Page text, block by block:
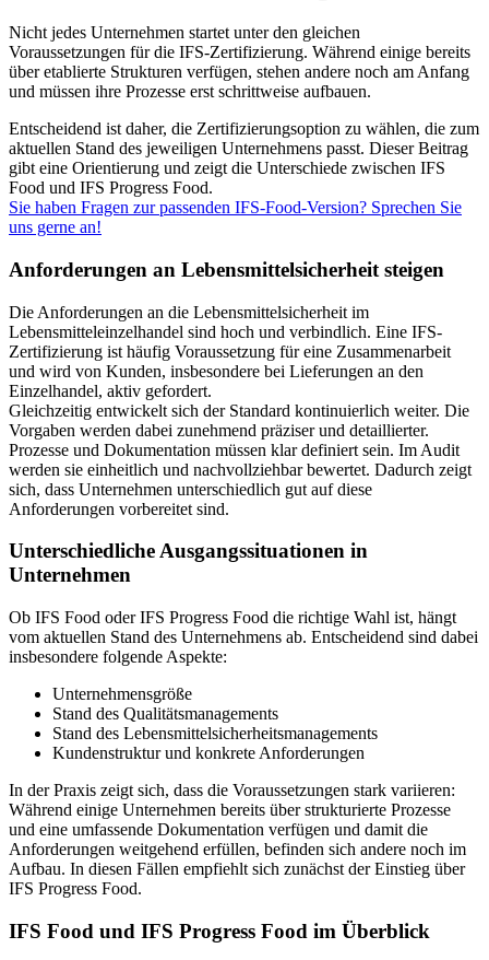
Nicht jedes Unternehmen startet unter den gleichen
Voraussetzungen für die IFS-Zertifizierung. Während einige bereits
über etablierte Strukturen verfügen, stehen andere noch am Anfang
und müssen ihre Prozesse erst schrittweise aufbauen.
Entscheidend ist daher, die Zertifizierungsoption zu wählen, die zum
aktuellen Stand des jeweiligen Unternehmens passt. Dieser Beitrag
gibt eine Orientierung und zeigt die Unterschiede zwischen IFS
Food und IFS Progress Food.
Sie haben Fragen zur passenden IFS-Food-Version? Sprechen Sie
uns gerne an!
Anforderungen an Lebensmittelsicherheit steigen
Die Anforderungen an die Lebensmittelsicherheit im
Lebensmitteleinzelhandel sind hoch und verbindlich. Eine IFS-
Zertifizierung ist häufig Voraussetzung für eine Zusammenarbeit
und wird von Kunden, insbesondere bei Lieferungen an den
Einzelhandel, aktiv gefordert.
Gleichzeitig entwickelt sich der Standard kontinuierlich weiter. Die
Vorgaben werden dabei zunehmend präziser und detaillierter.
Prozesse und Dokumentation müssen klar definiert sein. Im Audit
werden sie einheitlich und nachvollziehbar bewertet. Dadurch zeigt
sich, dass Unternehmen unterschiedlich gut auf diese
Anforderungen vorbereitet sind.
Unterschiedliche Ausgangssituationen in
Unternehmen
Ob IFS Food oder IFS Progress Food die richtige Wahl ist, hängt
vom aktuellen Stand des Unternehmens ab. Entscheidend sind dabei
insbesondere folgende Aspekte:
Unternehmensgröße
Stand des Qualitätsmanagements
Stand des Lebensmittelsicherheitsmanagements
Kundenstruktur und konkrete Anforderungen
In der Praxis zeigt sich, dass die Voraussetzungen stark variieren:
Während einige Unternehmen bereits über strukturierte Prozesse
und eine umfassende Dokumentation verfügen und damit die
Anforderungen weitgehend erfüllen, befinden sich andere noch im
Aufbau. In diesen Fällen empfiehlt sich zunächst der Einstieg über
IFS Progress Food.
IFS Food und IFS Progress Food im Überblick